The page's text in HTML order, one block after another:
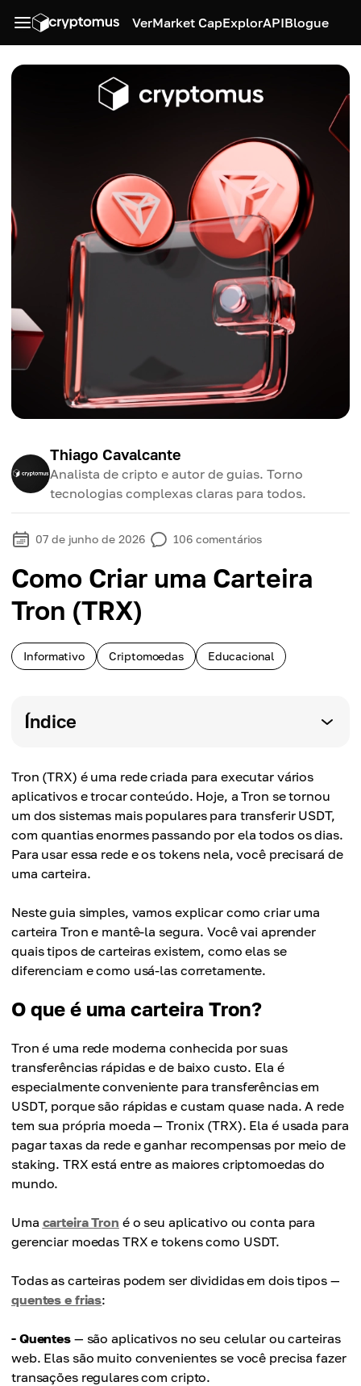
VerMarket CapExplorAPIBlogue
Thiago Cavalcante
Analista de cripto e autor de guias. Torno
tecnologias complexas claras para todos.
07 de junho de 2026 106 comentários
Como Criar uma Carteira
Tron (TRX)
Informativo Criptomoedas Educacional
Índice
Tron (TRX) é uma rede criada para executar vários
aplicativos e trocar conteúdo. Hoje, a Tron se tornou
um dos sistemas mais populares para transferir USDT,
com quantias enormes passando por ela todos os dias.
Para usar essa rede e os tokens nela, você precisará de
uma carteira.
Neste guia simples, vamos explicar como criar uma
carteira Tron e mantê-la segura. Você vai aprender
quais tipos de carteiras existem, como elas se
diferenciam e como usá-las corretamente.
O que é uma carteira Tron?
Tron é uma rede moderna conhecida por suas
transferências rápidas e de baixo custo. Ela é
especialmente conveniente para transferências em
USDT, porque são rápidas e custam quase nada. A rede
tem sua própria moeda — Tronix (TRX). Ela é usada para
pagar taxas da rede e ganhar recompensas por meio de
staking. TRX está entre as maiores criptomoedas do
mundo.
Uma carteira Tron é o seu aplicativo ou conta para
gerenciar moedas TRX e tokens como USDT.
Todas as carteiras podem ser divididas em dois tipos —
quentes e frias:
- Quentes— são aplicativos no seu celular ou carteiras
web. Elas são muito convenientes se você precisa fazer
transações regulares com cripto.